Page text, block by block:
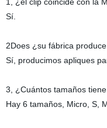
Sí.
2Does ¿su fábrica
Sí, producimos apliques
3, ¿Cuántos tamaños
Hay 6 tamaños, Micro, S,